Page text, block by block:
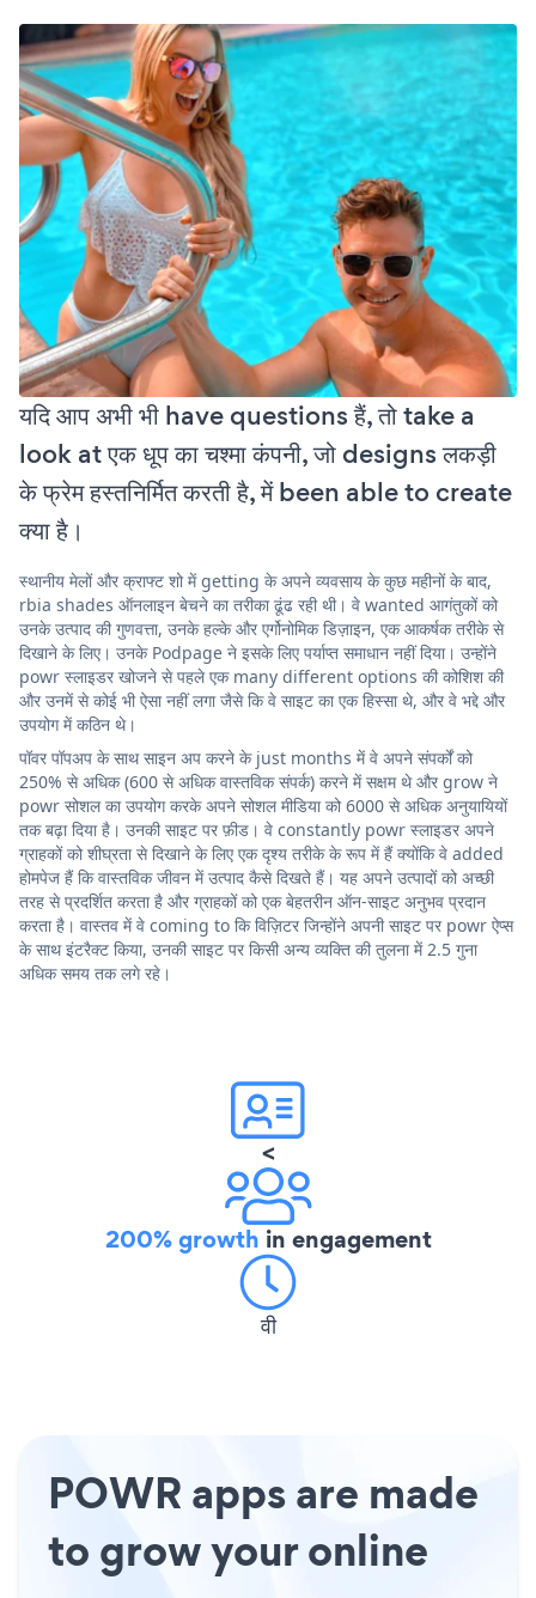
यदि आप अभी भी have questions हैं, तो take a
look at एक धूप का चश्मा कंपनी, जो designs लकड़ी
के फ्रेम हस्तनिर्मित करती है, में been able to create
क्या है।
स्थानीय मेलों और क्राफ्ट शो में getting के अपने व्यवसाय के कुछ महीनों के बाद,
rbia shades ऑनलाइन बेचने का तरीका ढूंढ रही थी। वे wanted आगंतुकों को
उनके उत्पाद की गुणवत्ता, उनके हल्के और एर्गोनोमिक डिज़ाइन, एक आकर्षक तरीके से
दिखाने के लिए। उनके Podpage ने इसके लिए पर्याप्त समाधान नहीं दिया। उन्होंने
powr स्लाइडर खोजने से पहले एक many different options की कोशिश की
और उनमें से कोई भी ऐसा नहीं लगा जैसे कि वे साइट का एक हिस्सा थे, और वे भद्दे और
उपयोग में कठिन थे।
पॉवर पॉपअप के साथ साइन अप करने के just months में वे अपने संपर्कों को
250% से अधिक (600 से अधिक वास्तविक संपर्क) करने में सक्षम थे और grow ने
powr सोशल का उपयोग करके अपने सोशल मीडिया को 6000 से अधिक अनुयायियों
तक बढ़ा दिया है। उनकी साइट पर फ़ीड। वे constantly powr स्लाइडर अपने
ग्राहकों को शीघ्रता से दिखाने के लिए एक दृश्य तरीके के रूप में हैं क्योंकि वे added
होमपेज हैं कि वास्तविक जीवन में उत्पाद कैसे दिखते हैं। यह अपने उत्पादों को अच्छी
तरह से प्रदर्शित करता है और ग्राहकों को एक बेहतरीन ऑन-साइट अनुभव प्रदान
करता है। वास्तव में वे coming to कि विज़िटर जिन्होंने अपनी साइट पर powr ऐप्स
के साथ इंटरैक्ट किया, उनकी साइट पर किसी अन्य व्यक्ति की तुलना में 2.5 गुना
अधिक समय तक लगे रहे।
<
200% growth in engagement
वी
POWR apps are made
to grow your online